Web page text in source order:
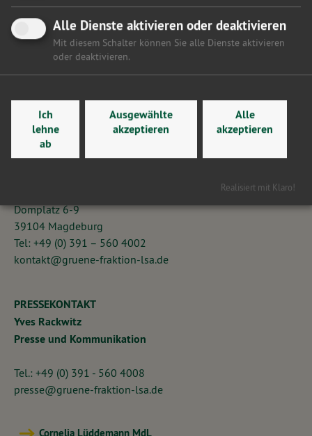
KONTAKT
Fraktion BÜNDNIS 90/DIE GRÜNEN im Landtag Sachsen-
Domplatz 6-9
39104 Magdeburg
Tel: +49 (0) 391 – 560 4002
kontakt@gruene-fraktion-lsa.de
PRESSEKONTAKT
Yves Rackwitz
Presse und Kommunikation
Tel.: +49 (0) 391 - 560 4008
presse@gruene-fraktion-lsa.de
Cornelia Lüddemann MdL
Alle Dienste aktivieren oder deaktivieren
Mit diesem Schalter können Sie alle Dienste aktivieren
oder deaktivieren.
Ich
lehne
ab
Ausgewählte
akzeptieren
Alle
akzeptieren
Realisiert mit Klaro!